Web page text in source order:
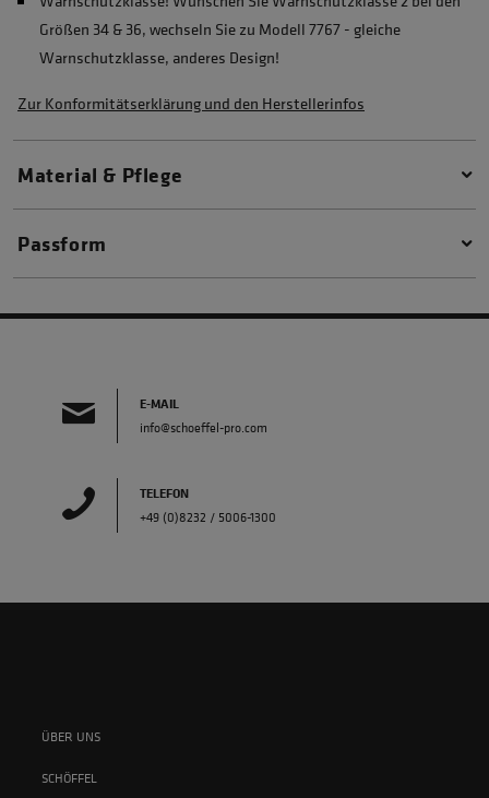
Größen 34 & 36, wechseln Sie zu Modell 7767 - gleiche
Warnschutzklasse, anderes Design!
Zur Konformitätserklärung und den Herstellerinfos
Material & Pflege
Passform
E-MAIL
info@schoeffel-pro.com
TELEFON
+49 (0)8232 / 5006-1300
ÜBER UNS
SCHÖFFEL